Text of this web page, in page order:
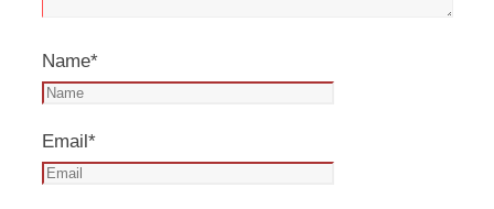
Name*
Email*